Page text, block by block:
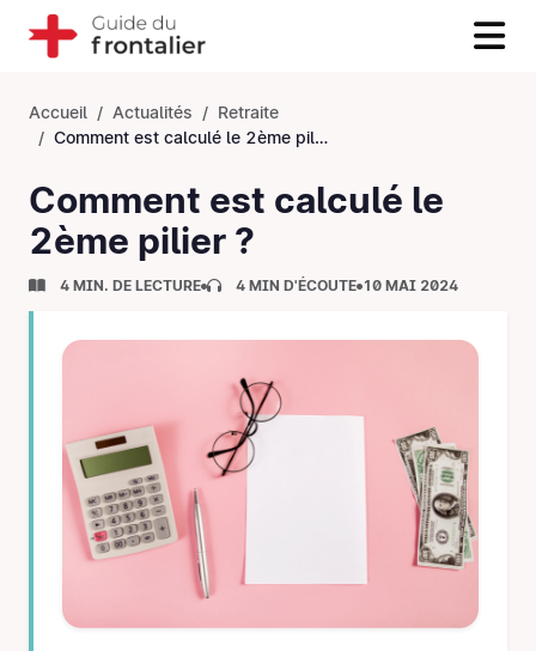
Accueil Actualités
Retraite
Comment est calculé le 2ème pilier ?
Comment est calculé le
2ème pilier ?
4 MIN. DE LECTURE 4 MIN D'ÉCOUTE 10 MAI 2024